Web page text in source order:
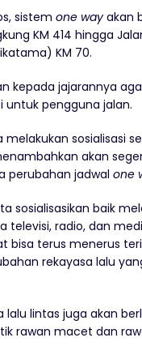
sistem one wayakan
KM 414 hingga
KM 70.
kepada jajarannya
untuk pengguna jalan.
melakukan sosialisasi
akan
perubahan jadwal one
sosialisasikan baik
radio, dan
bisa terus menerus
rekayasa lalu
lalu lintas juga akan
rawan macet dan